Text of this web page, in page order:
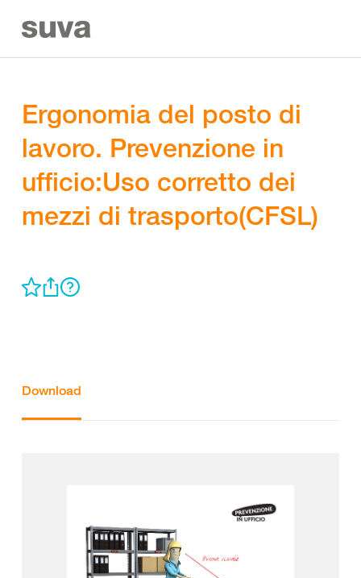
Ergonomia del posto di
lavoro. Prevenzione in
ufficio:Uso corretto dei
mezzi di trasporto(CFSL)
Download